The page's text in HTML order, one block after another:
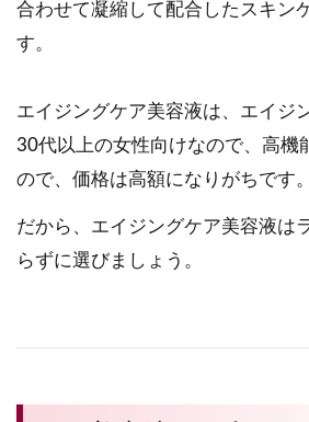
合わせて凝縮して配合したスキン
す。
エイジングケア美容液は、エイジ
30代以上の女性向けなので、高機
ので、価格は高額になりがちです。
だから、エイジングケア美容液は
らずに選びましょう。